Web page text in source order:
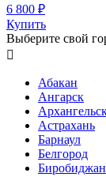
6 800 ₽
Купить
Выберите свой

Абакан
Ангарск
Астрахань
Барнаул
Белгород
Биробиджан